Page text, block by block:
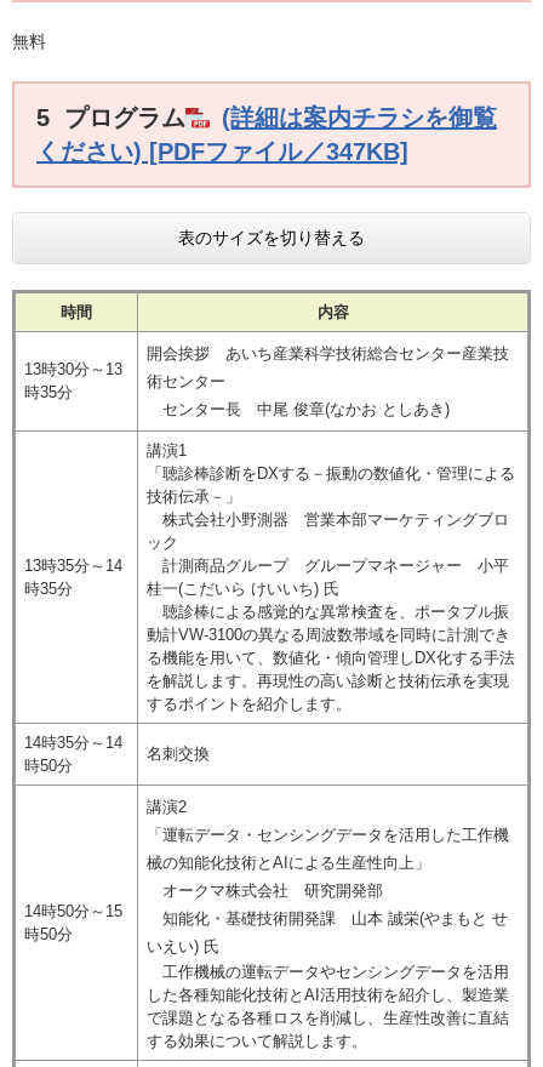
無料
5 プログラム
(詳細は案内チラシを御覧
ください) [PDFファイル／347KB]
表のサイズを切り替える
時間 内容
13時30分～13
時35分
開会挨拶 あいち産業科学技術総合センター産業技
術センター
センター長 中尾 俊章​(なかお としあき)
13時35分～14
時35分
講演1
​「聴診棒診断をDXする－振動の数値化・管理による
技術伝承－」
株式会社小野測器 営業本部マーケティングブロ
ック
計測商品グループ グループマネージャー 小平
桂一(こだいら けいいち) 氏
聴診棒による感覚的な異常検査を、ポータブル振
動計VW-3100の異なる周波数帯域を同時に計測でき
る機能を用いて、数値化・傾向管理しDX化する手法
を解説します。再現性の高い診断と技術伝承を実現
するポイントを紹介します。
14時35分～14
時50分
名刺交換
14時50分～15
時50分
講演2
「運転データ・センシングデータを活用した工作機
械の知能化技術とAIによる生産性向上」
オークマ株式会社 研究開発部
知能化・基礎技術開発課 山本 誠栄(やまもと せ
いえい) 氏
工作機械の運転データやセンシングデータを活用
した各種知能化技術とAI活用技術を紹介し、製造業
で課題となる各種ロスを削減し、生産性改善に直結
する効果について解説します。